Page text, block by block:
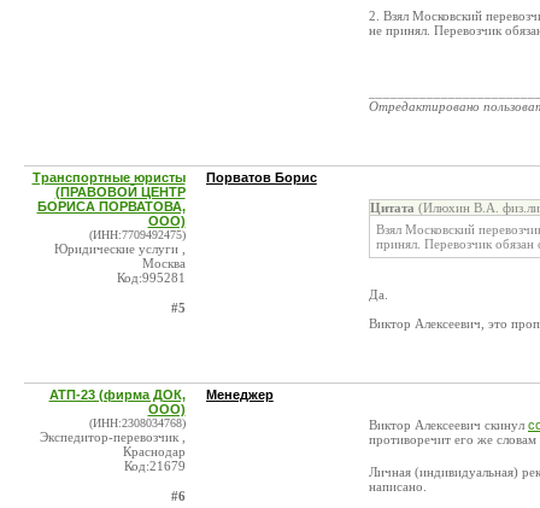
2. Взял Московский
не принял. Перевозчик
Отредактировано
Транспортные юристы
(ПРАВОВОЙ ЦЕНТР
БОРИСА ПОРВАТОВА,
ООО)
(ИНН:7709492475)
Юридические услуги ,
Москва
Код:995281
#5
Порватов Борис
Цитата (Илюхин В.А.
Взял Московский
принял. Перевозчик обязан
Да.
Виктор Алексеевич, это
АТП-23 (фирма ДОК,
ООО)
(ИНН:2308034768)
Экспедитор-перевозчик ,
Краснодар
Код:21679
#6
Менеджер
Виктор Алексеевич скинул
противоречит его же
Личная (индивидуальная)
написано.